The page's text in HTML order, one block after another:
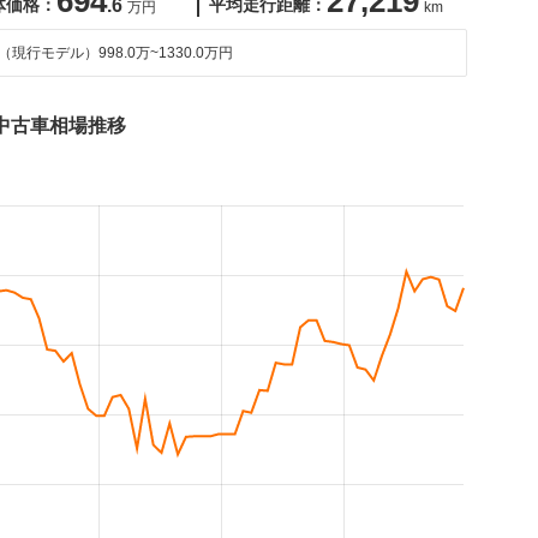
格： .6 万円 平均走行距離： km
現行モデル） 998.0万~1330.0万円
古車相場推移